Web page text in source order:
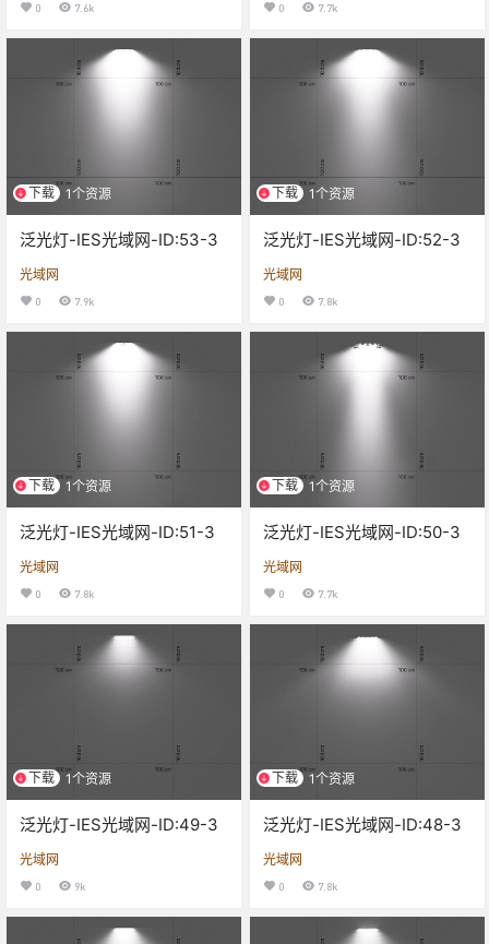
0 7.6k 0 7.7k
下载 1个资源
泛光灯-IES光域网-ID:53-3
光域网
0 7.9k
下载 1个资源
泛光灯-IES光域网-ID:52-3
光域网
0 7.8k
下载 1个资源
泛光灯-IES光域网-ID:51-3
光域网
0 7.8k
下载 1个资源
泛光灯-IES光域网-ID:50-3
光域网
0 7.7k
下载 1个资源
泛光灯-IES光域网-ID:49-3
光域网
0 9k
下载 1个资源
泛光灯-IES光域网-ID:48-3
光域网
0 7.8k